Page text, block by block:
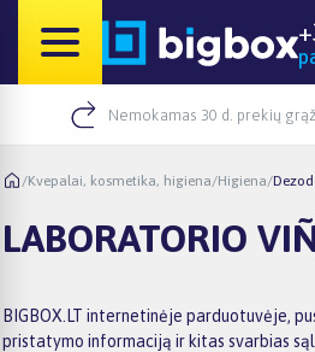
Nemokamas 30 d. prekių
/Kvepalai, kosmetika, higiena/Higiena/
LABORATORIO
BIGBOX.LT internetinėje parduotuvėje,
pristatymo informaciją ir kitas svarbias